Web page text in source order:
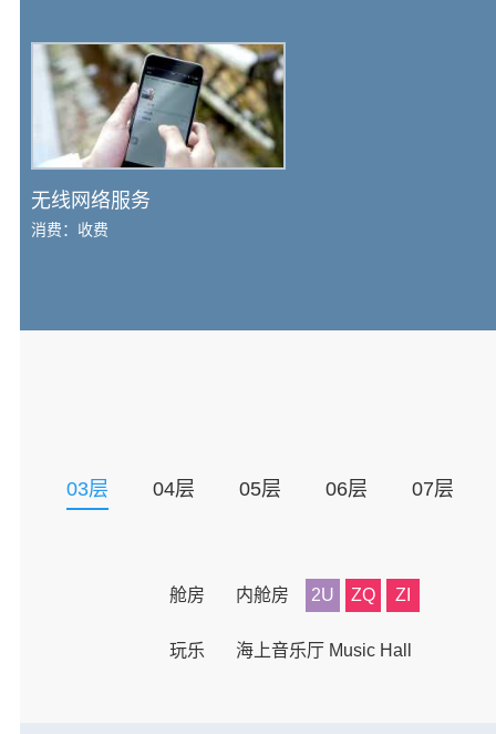
无线网络服务
消费： 收费
03层 04层 05层 06层 07层
舱房 内舱房 2U ZQ ZI
玩乐 海上音乐厅 Music Hall